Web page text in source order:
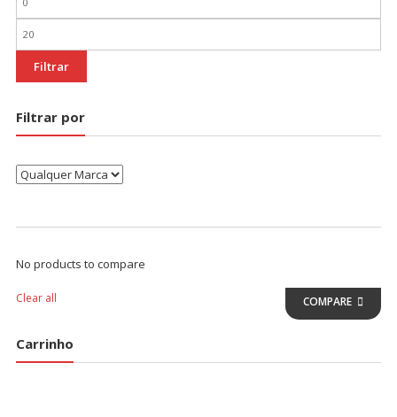
mínimo
Preço
máximo
Filtrar
Filtrar por
No products to compare
Clear all COMPARE
Carrinho